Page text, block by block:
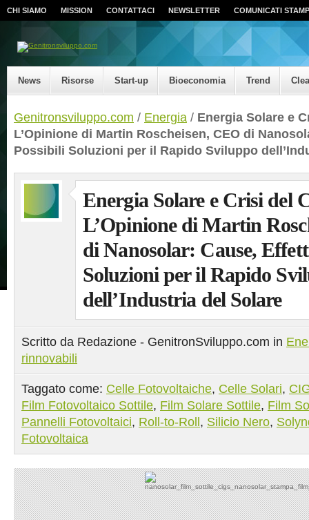
CHI SIAMO MISSION CONTATTACI NEWSLETTER COMUNICATI
News Risorse Start-up Bioeconomia Trend
Genitronsviluppo.com / Energia / Energia Solare e
L’Opinione di Martin Roscheisen, CEO di
Possibili Soluzioni per il Rapido Sviluppo
Energia Solare e Crisi del
L’Opinione di Martin
di Nanosolar: Cause,
Soluzioni per il Rapido
dell’Industria del Solare
Scritto da Redazione - GenitronSviluppo.com in
rinnovabili
Taggato come: Celle Fotovoltaiche, Celle Solari,
Film Fotovoltaico Sottile, Film Solare Sottile, Film
Pannelli Fotovoltaici, Roll-to-Roll , Silicio Nero,
Fotovoltaica